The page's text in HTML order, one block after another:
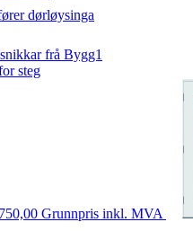
dørløysinga
frå Bygg1
steg
Grunnpris inkl. MVA